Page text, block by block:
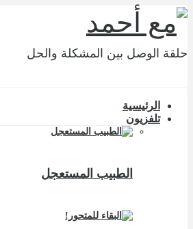
حلقة الوصل بين المشكلة والحل
الرئيسية
تلفزيون
الطبيب المستعجل